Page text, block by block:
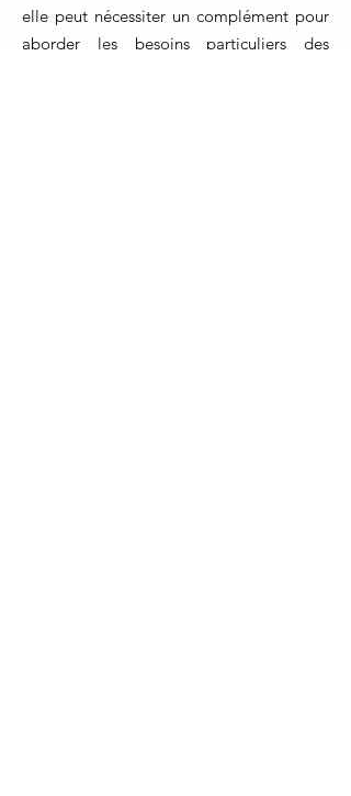
elle peut nécessiter un complément pour
aborder les besoins particuliers des